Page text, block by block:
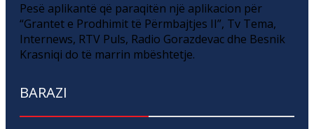
Pesë aplikantë që paraqitën një aplikacion për
“Grantet e Prodhimit të Përmbajtjes II”, Tv Tema,
Internews, RTV Puls, Radio Gorazdevac dhe Besnik
Krasniqi do të marrin mbështetje.
BARAZI